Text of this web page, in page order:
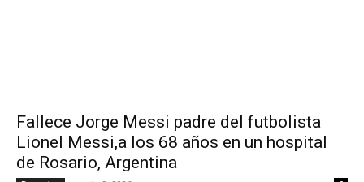
Fallece Jorge Messi padre del futbolista
Lionel Messi,a los 68 años en un hospital
de Rosario, Argentina